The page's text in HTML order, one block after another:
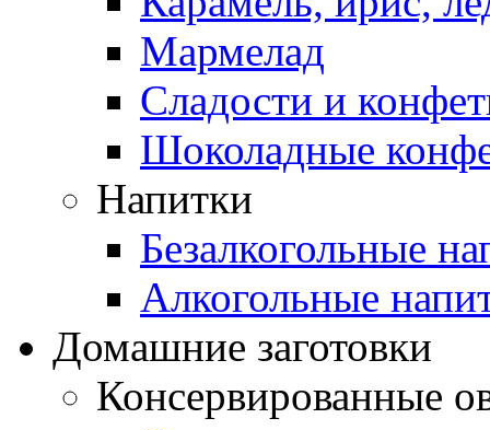
Мармелад
Сладости и
Шоколадные
Напитки
Безалкогольные
Алкогольные
Домашние заготовки
Консервированные